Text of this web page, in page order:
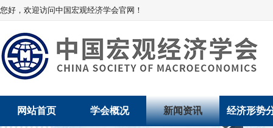
您好，欢迎访问中国宏观经济学会官网！
网站首页 学会概况 新闻资讯 经济形势